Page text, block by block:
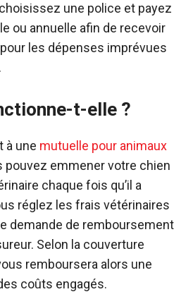
une police et payez
ou annuelle afin de recevoir
les dépenses imprévues
t-elle ?
à une mutuelle pour animaux
pouvez emmener votre chien
chaque fois qu’il a
réglez les frais vétérinaires
demande de remboursement
Selon la couverture
remboursera alors une
coûts engagés.